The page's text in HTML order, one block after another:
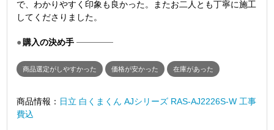
で、わかりやすく印象も良かった。またお二人とも丁寧に施工
してくださりました。
購入の決め手
商品選定がしやすかった 価格が安かった 在庫があった
商品情報： 日立 白くまくん AJシリーズ RAS-AJ2226S-W 工事
費込